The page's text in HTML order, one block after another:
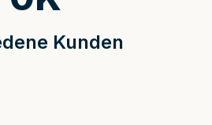
Kunden